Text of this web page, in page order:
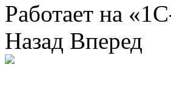
Работает на
Назад Вперед